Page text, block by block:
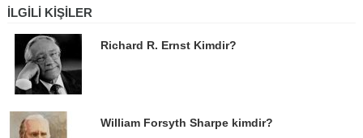
İLGILI KIŞILER
Richard R. Ernst Kimdir?
William Forsyth Sharpe kimdir?